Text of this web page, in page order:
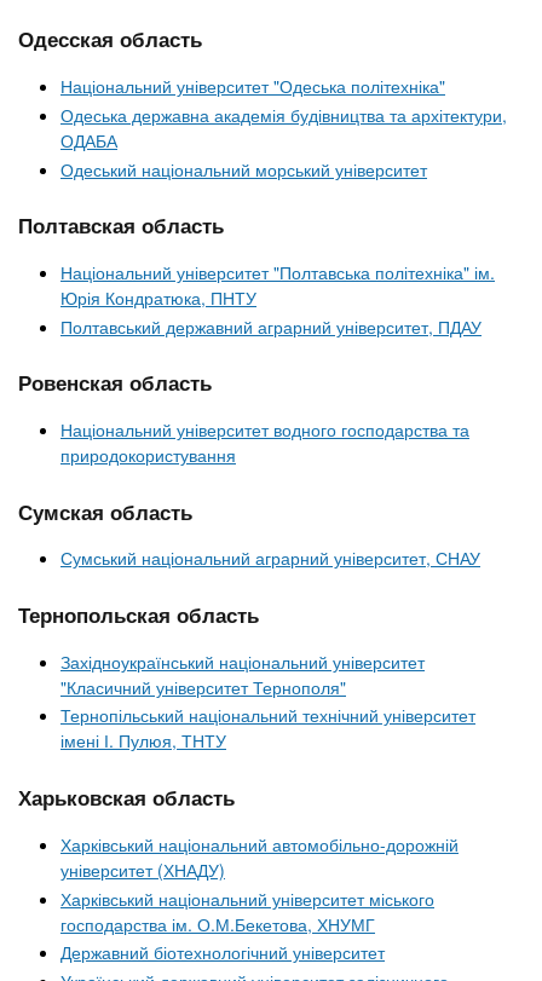
Одесская область
Національний університет "Одеська політехніка"
Одеська державна академія будівництва та архітектури,
ОДАБА
Одеський національний морський університет
Полтавская область
Національний університет "Полтавська політехніка" ім.
Юрія Кондратюка, ПНТУ
Полтавський державний аграрний університет, ПДАУ
Ровенская область
Національний університет водного господарства та
природокористування
Сумская область
Сумський національний аграрний університет, СНАУ
Тернопольская область
Західноукраїнський національний університет
"Класичний університет Тернополя"
Тернопільський національний технічний університет
імені І. Пулюя, ТНТУ
Харьковская область
Харківський національний автомобільно-дорожній
університет (ХНАДУ)
Харківський національний університет міського
господарства ім. О.М.Бекетова, ХНУМГ
Державний біотехнологічний університет